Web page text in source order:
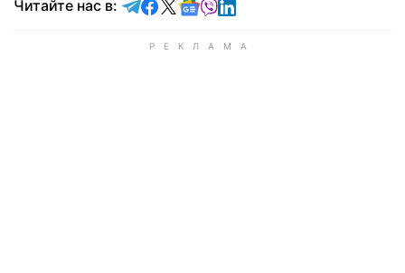
Читайте нас в: Читайте в Telegram
Читайте в Facebook
Читайте в X
Читайте в Google news
Читайте в Viber
Читайте в LinkedIn